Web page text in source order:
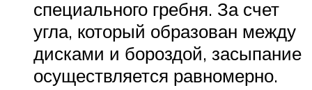
специального гребня. За счет
угла, который образован между
дисками и бороздой, засыпание
осуществляется равномерно.